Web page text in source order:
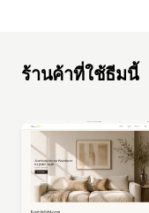
ร้านค้าที่ใช้ธีมนี้